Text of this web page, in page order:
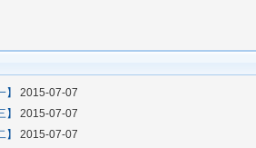
2015-07-07
2015-07-07
2015-07-07